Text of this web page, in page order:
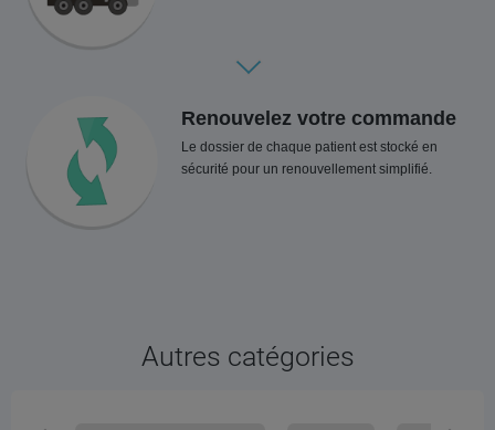
Renouvelez votre commande
Le dossier de chaque patient est stocké en
sécurité pour un renouvellement simplifié.
Autres catégories